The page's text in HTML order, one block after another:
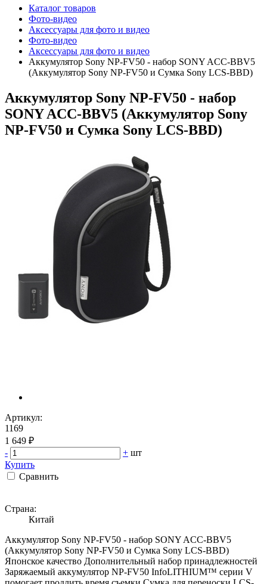
Каталог товаров
Фото-видео
Аксессуары для фото и видео
Фото-видео
Аксессуары для фото и видео
Аккумулятор Sony NP-FV50 - набор SONY ACC-BBV5
(Аккумулятор Sony NP-FV50 и Сумка Sony LCS-BBD)
Аккумулятор Sony NP-FV50 - набор
SONY ACC-BBV5 (Аккумулятор Sony
NP-FV50 и Сумка Sony LCS-BBD)
Артикул:
1169
1 649 ₽
-
+ шт
Купить
Сравнить
Страна:
Китай
Аккумулятор Sony NP-FV50 - набор SONY ACC-BBV5
(Аккумулятор Sony NP-FV50 и Сумка Sony LCS-BBD)
Японское качество Дополнительный набор принадлежностей
Заряжаемый аккумулятор NP-FV50 InfoLITHIUM™ серии V